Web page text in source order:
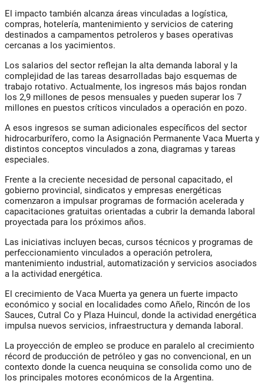
El impacto también alcanza áreas vinculadas a logística,
compras, hotelería, mantenimiento y servicios de catering
destinados a campamentos petroleros y bases operativas
cercanas a los yacimientos.
Los salarios del sector reflejan la alta demanda laboral y la
complejidad de las tareas desarrolladas bajo esquemas de
trabajo rotativo. Actualmente, los ingresos más bajos rondan
los 2,9 millones de pesos mensuales y pueden superar los 7
millones en puestos críticos vinculados a operación en pozo.
A esos ingresos se suman adicionales específicos del sector
hidrocarburífero, como la Asignación Permanente Vaca Muerta y
distintos conceptos vinculados a zona, diagramas y tareas
especiales.
Frente a la creciente necesidad de personal capacitado, el
gobierno provincial, sindicatos y empresas energéticas
comenzaron a impulsar programas de formación acelerada y
capacitaciones gratuitas orientadas a cubrir la demanda laboral
proyectada para los próximos años.
Las iniciativas incluyen becas, cursos técnicos y programas de
perfeccionamiento vinculados a operación petrolera,
mantenimiento industrial, automatización y servicios asociados
a la actividad energética.
El crecimiento de Vaca Muerta ya genera un fuerte impacto
económico y social en localidades como Añelo, Rincón de los
Sauces, Cutral Co y Plaza Huincul, donde la actividad energética
impulsa nuevos servicios, infraestructura y demanda laboral.
La proyección de empleo se produce en paralelo al crecimiento
récord de producción de petróleo y gas no convencional, en un
contexto donde la cuenca neuquina se consolida como uno de
los principales motores económicos de la Argentina.